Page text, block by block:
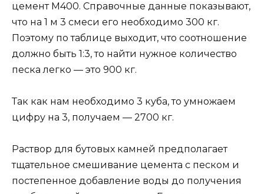
цемент М400. Справочные данные показывают,
что на 1 м 3 смеси его необходимо 300 кг.
Поэтому по таблице выходит, что соотношение
должно быть 1:3, то найти нужное количество
песка легко — это 900 кг.
Так как нам необходимо 3 куба, то умножаем
цифру на 3, получаем — 2700 кг.
Раствор для бутовых камней предполагает
тщательное смешивание цемента с песком и
постепенное добавление воды до получения